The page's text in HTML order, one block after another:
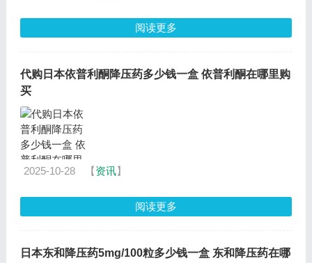
阅读更多
代购日本依普利酮降压药多少钱一盒 依普利酮在哪里购
买
2025-10-28 【资讯】
阅读更多
日本东和降压药5mg/100粒多少钱一盒 东和降压药在哪